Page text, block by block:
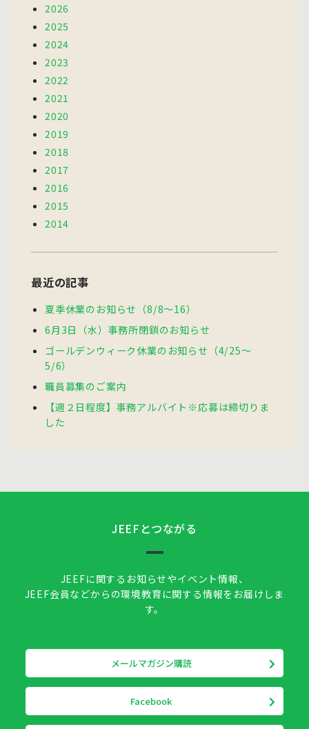
2026
2025
2024
2023
2022
2021
2020
2019
2018
2017
2016
2015
2014
最近の記事
夏季休業のお知らせ（8/8～16）
6月3日（水）事務所閉鎖のお知らせ
ゴールデンウィーク休業のお知らせ（4/25～
5/6）
職員募集のご案内
【週２日程度】事務アルバイト※応募は締切りま
した
JEEFとつながる
JEEFに関するお知らせやイベント情報、
JEEF会員などからの環境教育に関する情報をお届けしま
す。
メールマガジン購読
Facebook